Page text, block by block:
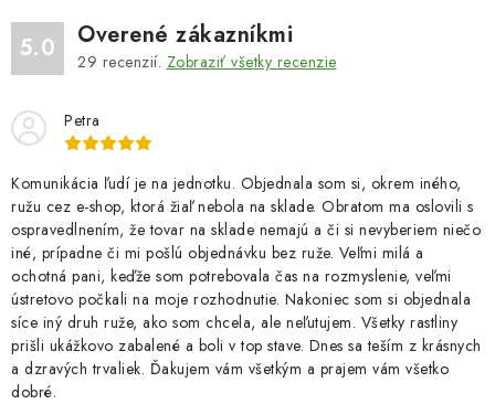
5.0 Overené zákazníkmi
29 recenzií. Zobraziť všetky recenzie
Petra
Komunikácia ľudí je na jednotku. Objednala som si, okrem iného,
ružu cez e-shop, ktorá žiaľ nebola na sklade. Obratom ma oslovili s
ospravedlnením, že tovar na sklade nemajú a či si nevyberiem niečo
iné, prípadne či mi pošlú objednávku bez ruže. Veľmi milá a
ochotná pani, keďže som potrebovala čas na rozmyslenie, veľmi
ústretovo počkali na moje rozhodnutie. Nakoniec som si objednala
síce iný druh ruže, ako som chcela, ale neľutujem. Všetky rastliny
prišli ukážkovo zabalené a boli v top stave. Dnes sa teším z krásnych
a dzravých trvaliek. Ďakujem vám všetkým a prajem vám všetko
dobré.